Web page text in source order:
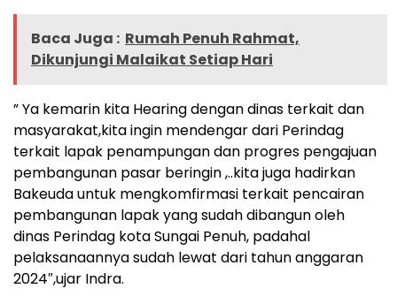
Baca Juga : Rumah Penuh Rahmat,
Dikunjungi Malaikat Setiap Hari
” Ya kemarin kita Hearing dengan dinas terkait dan
masyarakat,kita ingin mendengar dari Perindag
terkait lapak penampungan dan progres pengajuan
pembangunan pasar beringin ,..kita juga hadirkan
Bakeuda untuk mengkomfirmasi terkait pencairan
pembangunan lapak yang sudah dibangun oleh
dinas Perindag kota Sungai Penuh, padahal
pelaksanaannya sudah lewat dari tahun anggaran
2024″,ujar Indra.